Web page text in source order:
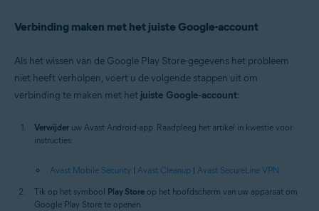
Verbinding maken met het juiste Google-account
Als het wissen van de Google Play Store-gegevens het probleem
niet heeft verholpen, voert u de volgende stappen uit om
verbinding te maken met het juiste Google-account:
Verwijder uw Avast Android-app. Raadpleeg het artikel in kwestie voor
instructies:
Avast Mobile Security | Avast Cleanup | Avast SecureLine VPN
Tik op het symbool Play Store op het hoofdscherm van uw apparaat om
Google Play Store te openen.